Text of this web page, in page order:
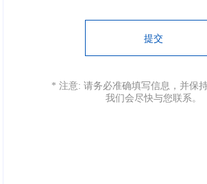
提交
* 注意: 请务必准确填写信息，并保持
我们会尽快与您联系。